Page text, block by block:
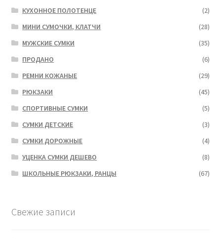
КУХОННОЕ ПОЛОТЕНЦЕ
(2)
МИНИ СУМОЧКИ, КЛАТЧИ
(28)
МУЖСКИЕ СУМКИ
(35)
ПРОДАНО
(6)
РЕМНИ КОЖАНЫЕ
(29)
РЮКЗАКИ
(45)
СПОРТИВНЫЕ СУМКИ
(5)
СУМКИ ДЕТСКИЕ
(3)
СУМКИ ДОРОЖНЫЕ
(4)
УЦЕНКА СУМКИ ДЕШЕВО
(8)
ШКОЛЬНЫЕ РЮКЗАКИ, РАНЦЫ
(67)
Свежие записи